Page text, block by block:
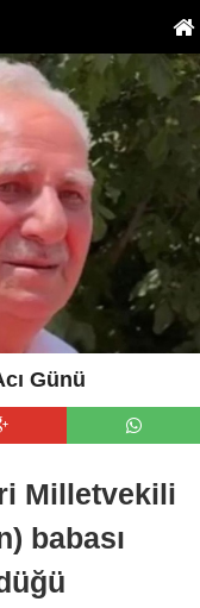
Günü
Milletvekili
babası